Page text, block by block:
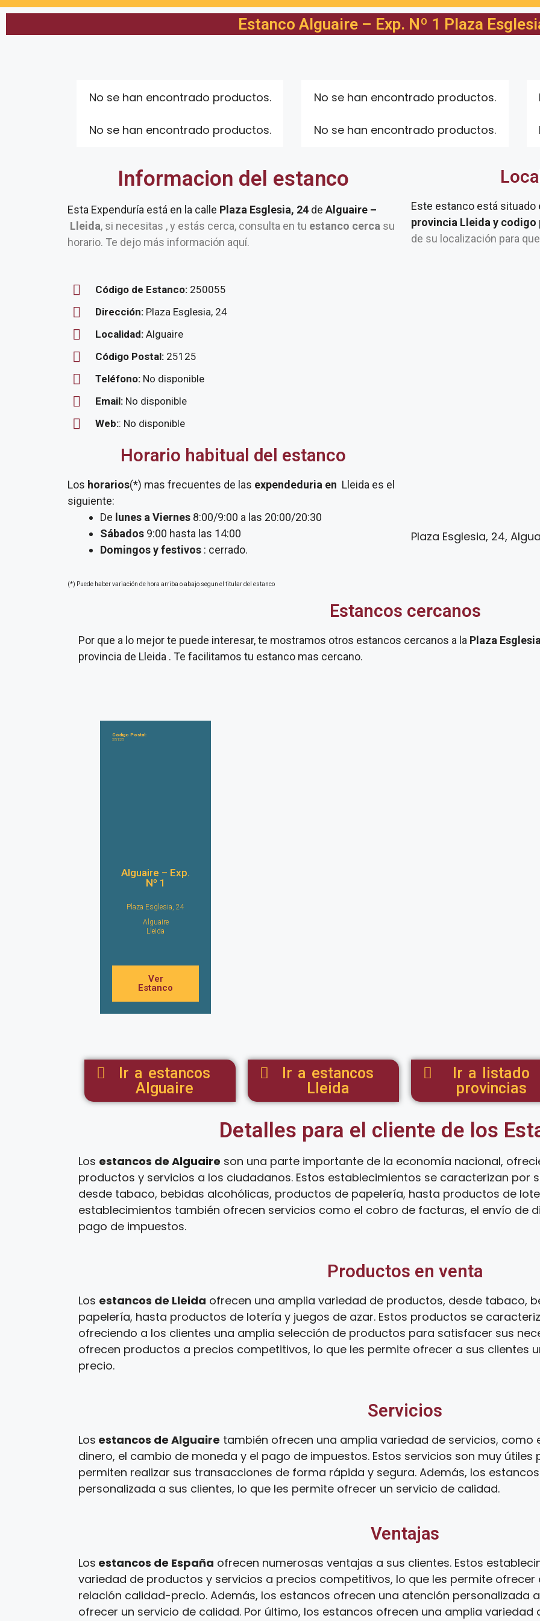
Estanco Alguaire – Exp. Nº 1 Plaza
No se han encontrado productos.
No se han encontrado productos.
No se han encontrado productos.
No se han encontrado productos.
Informacion del estanco
Esta Expenduría está en la calle Plaza Esglesia, 24 de Alguaire –
Lleida, si necesitas , y estás cerca, consulta en tu estanco cerca su
horario. Te dejo más información aquí.
Código de Estanco: 250055
Dirección: Plaza Esglesia, 24
Localidad: Alguaire
Código Postal: 25125
Teléfono: No disponible
Email: No disponible
Web:: No disponible
Horario habitual del estanco
Los horarios(*) mas frecuentes de las expendeduria en Lleida es el
siguiente:
De lunes a Viernes 8:00/9:00 a las 20:00/20:30
Sábados 9:00 hasta las 14:00
Domingos y festivos : cerrado.
(*) Puede haber variación de hora arriba o abajo segun el titular del estanco
Este estanco está situado
provincia Lleida y codigo
de su localización para
Plaza Esglesia, 24,
Estancos cercanos
Por que a lo mejor te puede interesar, te mostramos otros estancos cercanos a la Plaza
provincia de Lleida . Te facilitamos tu estanco mas cercano.
Código Postal:
25125
Alguaire – Exp.
Nº 1
Plaza Esglesia, 24
Alguaire
Lleida
Ver
Estanco
Ir a estancos
Alguaire
Ir a estancos
Lleida
Ir a listado
provincias
Detalles para el cliente de los
Los estancos de Alguaire son una parte importante de la economía nacional,
productos y servicios a los ciudadanos. Estos establecimientos se caracterizan por
desde tabaco, bebidas alcohólicas, productos de papelería, hasta productos de
establecimientos también ofrecen servicios como el cobro de facturas, el envío de
pago de impuestos.
Productos en venta
Los estancos de Lleida ofrecen una amplia variedad de productos, desde tabaco,
papelería, hasta productos de lotería y juegos de azar. Estos productos se
ofreciendo a los clientes una amplia selección de productos para satisfacer sus
ofrecen productos a precios competitivos, lo que les permite ofrecer a sus clientes
precio.
Servicios
Los estancos de Alguaire también ofrecen una amplia variedad de servicios, como
dinero, el cambio de moneda y el pago de impuestos. Estos servicios son muy útiles
permiten realizar sus transacciones de forma rápida y segura. Además, los
personalizada a sus clientes, lo que les permite ofrecer un servicio de calidad.
Ventajas
Los estancos de España ofrecen numerosas ventajas a sus clientes. Estos
variedad de productos y servicios a precios competitivos, lo que les permite ofrecer
relación calidad-precio. Además, los estancos ofrecen una atención personalizada
ofrecer un servicio de calidad. Por último, los estancos ofrecen una amplia variedad